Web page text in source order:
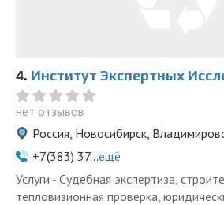
4. Институт Экспертных
нет отзывов
Россия, Новосибирск,
+7(383) 37...ещё
Услуги - Судебная экспертиза,
тепловизионная проверка,